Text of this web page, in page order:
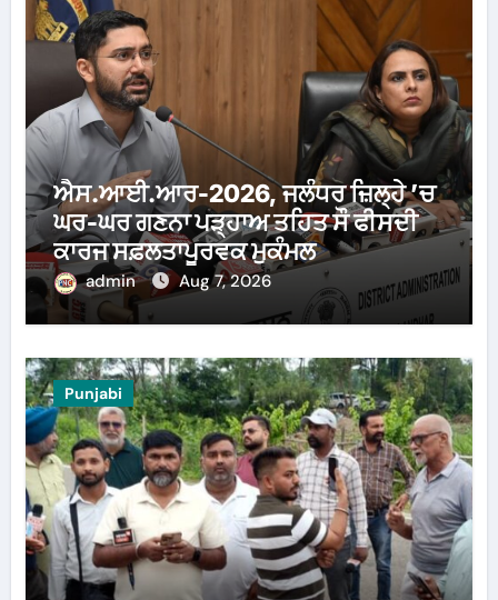
ਐਸ.ਆਈ.ਆਰ-2026, ਜਲੰਧਰ ਜ਼ਿਲ੍ਹੇ ’ਚ
ਘਰ-ਘਰ ਗਣਨਾ ਪੜ੍ਹਾਅ ਤਹਿਤ ਸੌ ਫੀਸਦੀ
ਕਾਰਜ ਸਫ਼ਲਤਾਪੂਰਵਕ ਮੁਕੰਮਲ
admin Aug 7, 2026
Punjabi